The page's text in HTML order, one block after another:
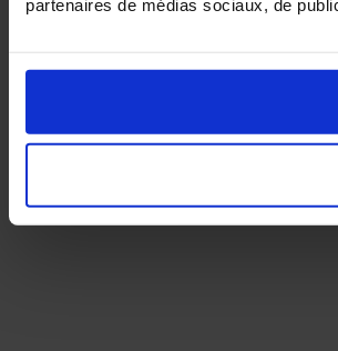
partenaires de médias sociaux, de